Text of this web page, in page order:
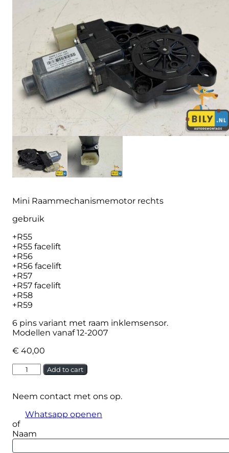
Mini Raammechanismemotor rechts
gebruik
+R55
+R55 facelift
+R56
+R56 facelift
+R57
+R57 facelift
+R58
+R59
6 pins variant met raam inklemsensor.
Modellen vanaf 12-2007
€ 40,00
Mini
Raammechanismemotor
quantity
Add to cart
Neem contact met ons op.
Whatsapp openen
of
Naam